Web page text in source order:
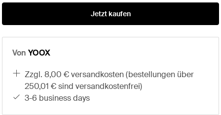
Jetzt kaufen
Von YOOX
zzgl. 8,00 € versandkosten (bestellungen über
250,01 € sind versandkostenfrei)
3-6 business days